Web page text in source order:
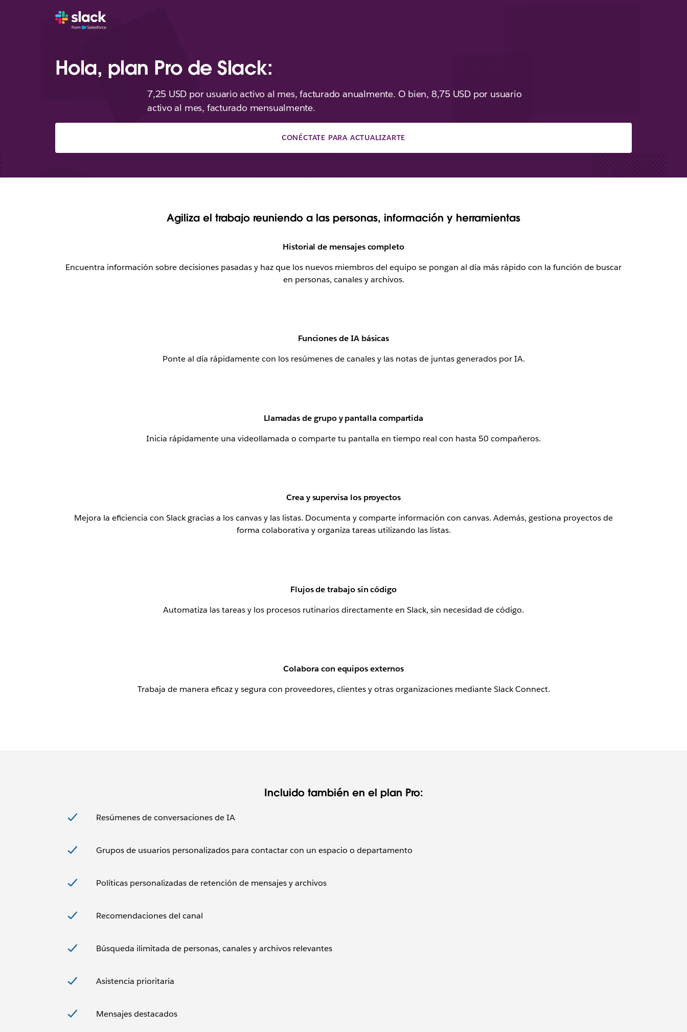
Hola, plan Pro de Slack:
7,25 USD por usuario activo al mes, facturado anualmente. O bien, 8,75 USD por usuario
activo al mes, facturado mensualmente.
CONÉCTATE PARA ACTUALIZARTE
Agiliza el trabajo reuniendo a las personas, información y herramientas
Historial de mensajes completo
Encuentra información sobre decisiones pasadas y haz que los nuevos miembros del equipo se pongan al día más rápido con la función de buscar
en personas, canales y archivos.
Funciones de IA básicas
Ponte al día rápidamente con los resúmenes de canales y las notas de juntas generados por IA.
Llamadas de grupo y pantalla compartida
Inicia rápidamente una videollamada o comparte tu pantalla en tiempo real con hasta 50 compañeros.
Crea y supervisa los proyectos
Mejora la eficiencia con Slack gracias a los canvas y las listas. Documenta y comparte información con canvas. Además, gestiona proyectos de
forma colaborativa y organiza tareas utilizando las listas.
Flujos de trabajo sin código
Automatiza las tareas y los procesos rutinarios directamente en Slack, sin necesidad de código.
Colabora con equipos externos
Trabaja de manera eficaz y segura con proveedores, clientes y otras organizaciones mediante Slack Connect.
Incluido también en el plan Pro:
Resúmenes de conversaciones de IA
Grupos de usuarios personalizados para contactar con un espacio o departamento
Políticas personalizadas de retención de mensajes y archivos
Recomendaciones del canal
Búsqueda ilimitada de personas, canales y archivos relevantes
Asistencia prioritaria
Mensajes destacados